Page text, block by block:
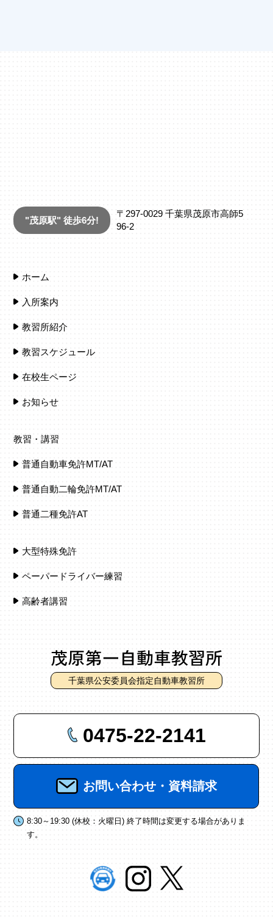
"茂原駅" 徒歩6分!
〒297-0029 千葉県茂原市高師5
96-2
ホーム
入所案内
教習所紹介
教習スケジュール
在校生ページ
お知らせ
教習・講習
普通自動車免許MT/AT
普通自動二輪免許MT/AT
普通二種免許AT
大型特殊免許
ペーパードライバー練習
高齢者講習
千葉県公安委員会指定自動車教習所
0475-22-2141
お問い合わせ・資料請求
8:30～19:30 (休校：火曜日) 終了時間は変更する場合がありま
す。